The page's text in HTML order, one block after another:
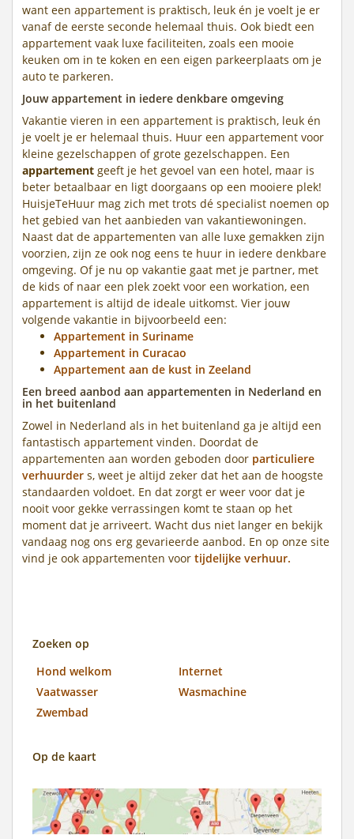
want een appartement is praktisch, leuk én je voelt je er
vanaf de eerste seconde helemaal thuis. Ook biedt een
appartement vaak luxe faciliteiten, zoals een mooie
keuken om in te koken en een eigen parkeerplaats om je
auto te parkeren.
Jouw appartement in iedere denkbare omgeving
Vakantie vieren in een appartement is praktisch, leuk én
je voelt je er helemaal thuis. Huur een appartement voor
kleine gezelschappen of grote gezelschappen. Een
appartement geeft je het gevoel van een hotel, maar is
beter betaalbaar en ligt doorgaans op een mooiere plek!
HuisjeTeHuur mag zich met trots dé specialist noemen op
het gebied van het aanbieden van vakantiewoningen.
Naast dat de appartementen van alle luxe gemakken zijn
voorzien, zijn ze ook nog eens te huur in iedere denkbare
omgeving. Of je nu op vakantie gaat met je partner, met
de kids of naar een plek zoekt voor een workation, een
appartement is altijd de ideale uitkomst. Vier jouw
volgende vakantie in bijvoorbeeld een:
Appartement in Suriname
Appartement in Curacao
Appartement aan de kust in Zeeland
Een breed aanbod aan appartementen in Nederland en
in het buitenland
Zowel in Nederland als in het buitenland ga je altijd een
fantastisch appartement vinden. Doordat de
appartementen aan worden geboden door particuliere
verhuurder s, weet je altijd zeker dat het aan de hoogste
standaarden voldoet. En dat zorgt er weer voor dat je
nooit voor gekke verrassingen komt te staan op het
moment dat je arriveert. Wacht dus niet langer en bekijk
vandaag nog ons erg gevarieerde aanbod. En op onze site
vind je ook appartementen voor tijdelijke verhuur.
Zoeken op
Hond welkom
Internet
Vaatwasser
Wasmachine
Zwembad
Op de kaart